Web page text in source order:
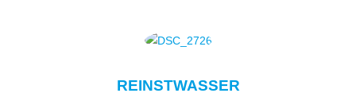
REINSTWASSER